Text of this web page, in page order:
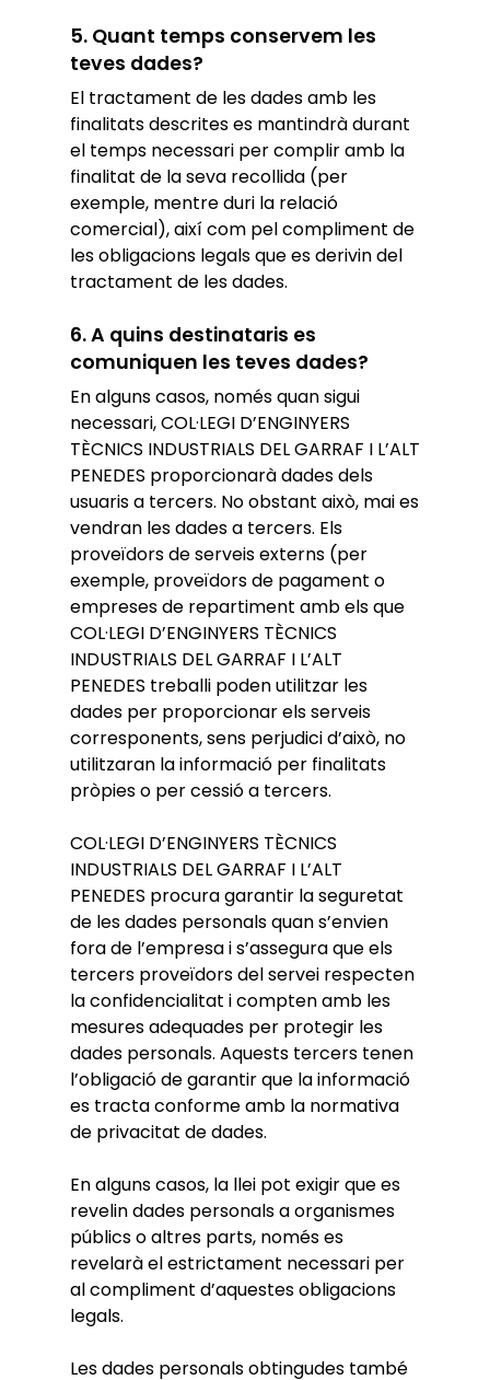
5. Quant temps conservem les
teves dades?
El tractament de les dades amb les
finalitats descrites es mantindrà durant
el temps necessari per complir amb la
finalitat de la seva recollida (per
exemple, mentre duri la relació
comercial), així com pel compliment de
les obligacions legals que es derivin del
tractament de les dades.
6. A quins destinataris es
comuniquen les teves dades?
En alguns casos, només quan sigui
necessari, COL·LEGI D’ENGINYERS
TÈCNICS INDUSTRIALS DEL GARRAF I L’ALT
PENEDES proporcionarà dades dels
usuaris a tercers. No obstant això, mai es
vendran les dades a tercers. Els
proveïdors de serveis externs (per
exemple, proveïdors de pagament o
empreses de repartiment amb els que
COL·LEGI D’ENGINYERS TÈCNICS
INDUSTRIALS DEL GARRAF I L’ALT
PENEDES treballi poden utilitzar les
dades per proporcionar els serveis
corresponents, sens perjudici d’això, no
utilitzaran la informació per finalitats
pròpies o per cessió a tercers.
COL·LEGI D’ENGINYERS TÈCNICS
INDUSTRIALS DEL GARRAF I L’ALT
PENEDES procura garantir la seguretat
de les dades personals quan s’envien
fora de l’empresa i s’assegura que els
tercers proveïdors del servei respecten
la confidencialitat i compten amb les
mesures adequades per protegir les
dades personals. Aquests tercers tenen
l’obligació de garantir que la informació
es tracta conforme amb la normativa
de privacitat de dades.
En alguns casos, la llei pot exigir que es
revelin dades personals a organismes
públics o altres parts, només es
revelarà el estrictament necessari per
al compliment d’aquestes obligacions
legals.
Les dades personals obtingudes també